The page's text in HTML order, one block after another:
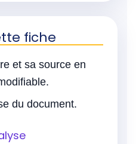
fiche
et sa source en
du document.